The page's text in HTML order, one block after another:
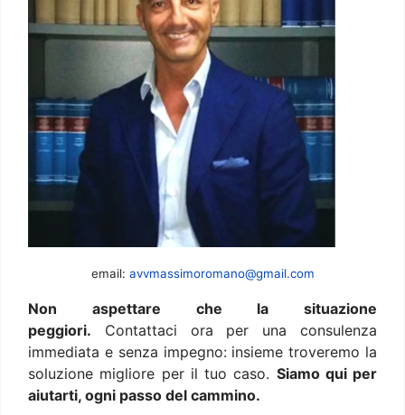
email: avvmassimoromano@gmail.com
Non aspettare che la situazione
peggiori. Contattaci ora per una consulenza
immediata e senza impegno: insieme troveremo la
soluzione migliore per il tuo caso. Siamo qui per
aiutarti, ogni passo del cammino.